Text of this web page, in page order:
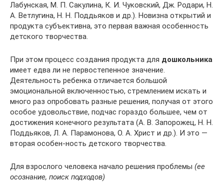
Лабунская, М. П. Сакулина, К. И. Чуковский, Дж. Родари, Н.
А. Ветлугина, Н. Н. Поддьяков и др.). Новизна открытий и
продукта субъективна, это первая важная особенность
детского творчества.
При этом процесс создания продукта для дошкольника
имеет едва ли не первостепенное значение.
Деятельность ребенка отличается большой
эмоциональной включенностью, стремлением искать и
много раз опробовать разные решения, получая от этого
особое удовольствие, подчас гораздо большее, чем от
достижения конечного результата (А. В. Запорожец, Н. Н.
Поддьяков, Л. А. Парамонова, О. А. Христ и др.). И это —
вторая особен-ность детского творчества.
Для взрослого человека начало решения проблемы (ее
осознание, поиск подходов)